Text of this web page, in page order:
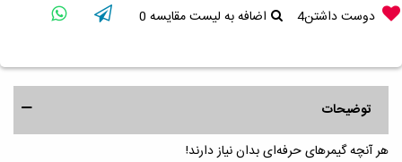
دوست داشتن4 اضافه به لیست مقایسه 0
توضیحات
هر آنچه گیمرهای حرفه‌ای بدان نیاز دارند!